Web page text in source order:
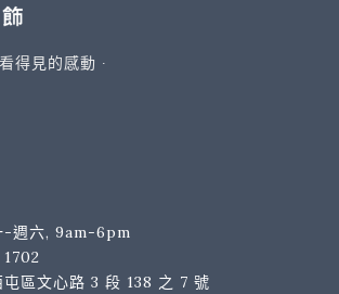
得見的感動 ∙
-週六, 9am-6pm
屯區文心路 3 段 138 之 7 號